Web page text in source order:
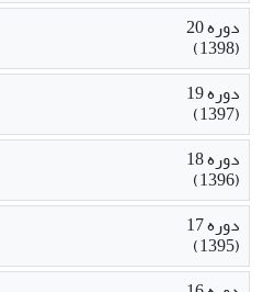
دوره 20
(1398)
دوره 19
(1397)
دوره 18
(1396)
دوره 17
(1395)